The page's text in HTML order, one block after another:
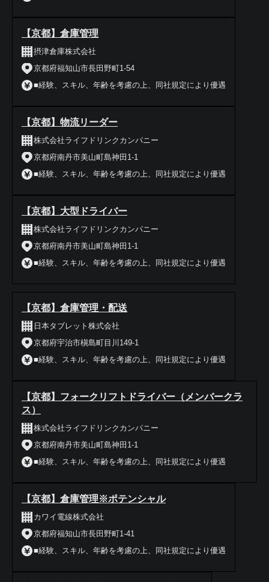
【京都】倉庫管理
摂津倉庫株式会社
京都府福知山市長田野町1-54
■経験、スキル、年齢を考慮の上、同社規定により優遇
【京都】物流リーダー
株式会社ライフドリンクカンパニー
京都府南丹市美山町島神田1-1
■経験、スキル、年齢を考慮の上、同社規定により優遇
【京都】大型ドライバー
株式会社ライフドリンクカンパニー
京都府南丹市美山町島神田1-1
■経験、スキル、年齢を考慮の上、同社規定により優遇
【京都】倉庫管理・配送
日本タブレット株式会社
京都府宇治市槇島町目川149-1
■経験、スキル、年齢を考慮の上、同社規定により優遇
【京都】フォークリフトドライバー（メンバークラ
ス）
株式会社ライフドリンクカンパニー
京都府南丹市美山町島神田1-1
■経験、スキル、年齢を考慮の上、同社規定により優遇
【京都】倉庫管理※ポテンシャル
カワイ電線株式会社
京都府福知山市長田野町1-41
■経験、スキル、年齢を考慮の上、同社規定により優遇